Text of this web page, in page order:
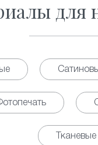
для
Тканевые